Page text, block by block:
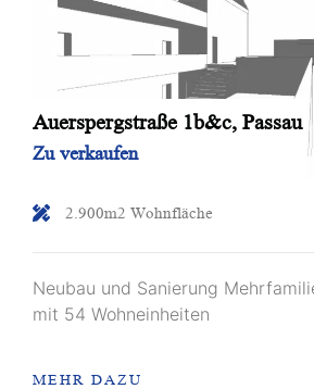
Auerspergstraße 1b&c, Passau
Zu verkaufen
2.900m2 Wohnfläche
Neubau und Sanierung
mit 54 Wohneinheiten
MEHR DAZU